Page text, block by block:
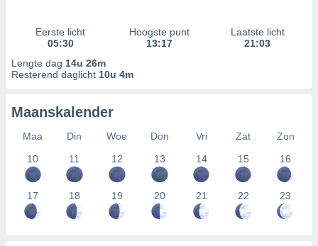
Eerste licht
05:30
Hoogste punt
13:17
Laatste licht
21:03
Lengte dag 14u 26m
Resterend daglicht 10u 4m
Maanskalender
Maa Din Woe Don Vri Zat
Zon
10
11 12 13 14 15 16
17 18 19 20 21 22 23